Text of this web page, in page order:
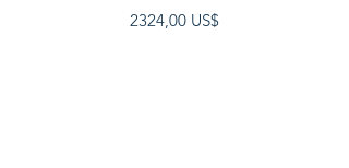
Precio
2324,00 US$